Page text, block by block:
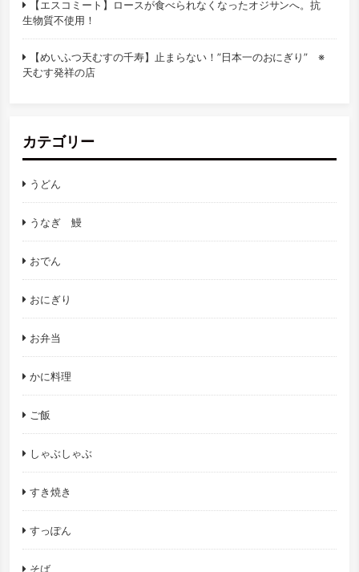
【エスコミート】ロースが食べられなくなったオジサンへ。抗
生物質不使用！
【めいふつ天むすの千寿】止まらない！”日本一のおにぎり” ※
天むす発祥の店
カテゴリー
うどん
うなぎ 鰻
おでん
おにぎり
お弁当
かに料理
ご飯
しゃぶしゃぶ
すき焼き
すっぽん
そば